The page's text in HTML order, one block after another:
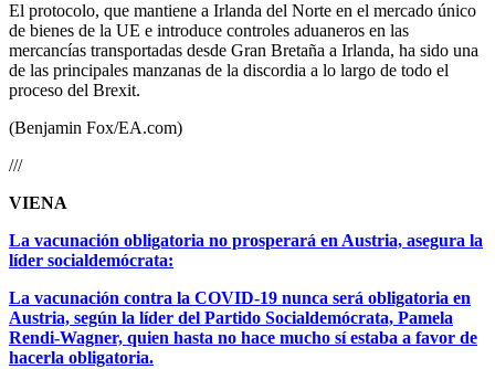
El protocolo, que mantiene a Irlanda del Norte en el mercado único
de bienes de la UE e introduce controles aduaneros en las
mercancías transportadas desde Gran Bretaña a Irlanda, ha sido una
de las principales manzanas de la discordia a lo largo de todo el
proceso del Brexit.
(Benjamin Fox/EA.com)
///
VIENA
La vacunación obligatoria no prosperará en Austria, asegura la
líder socialdemócrata:
La vacunación contra la COVID-19 nunca será obligatoria en
Austria, según la líder del Partido Socialdemócrata, Pamela
Rendi-Wagner, quien hasta no hace mucho sí estaba a favor de
hacerla obligatoria.